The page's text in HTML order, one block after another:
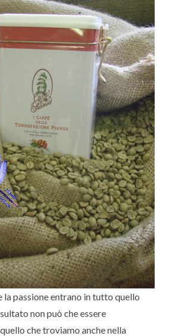
la passione entrano in tutto quello
non può che essere
che troviamo anche nella